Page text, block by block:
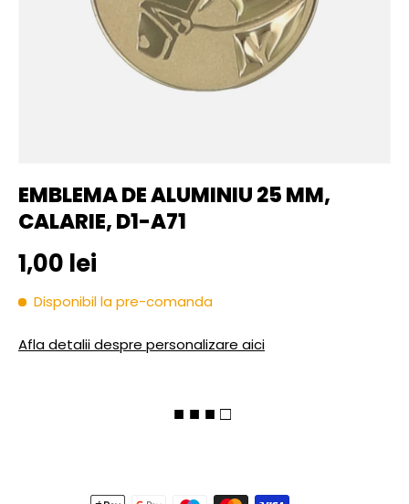
EMBLEMA DE ALUMINIU 25 MM,
CALARIE, D1-A71
Pret initial
1,00 lei
Disponibil la pre-comanda
Afla detalii despre personalizare aici
■ ■ ■ □